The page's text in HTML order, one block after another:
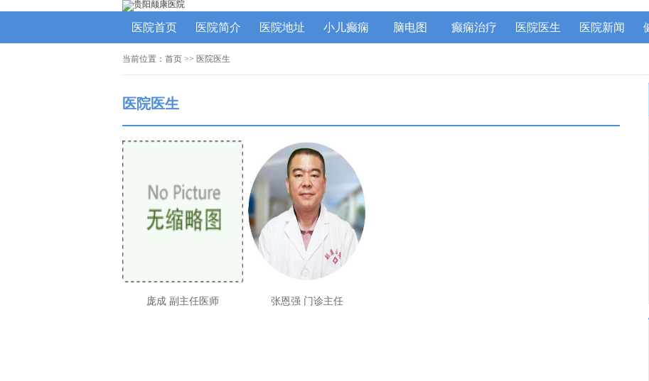
医院首页 医院简介 医院地址 小儿癫痫 脑电图 癫痫治疗 医院医生 医院新闻
当前位置： 首页 >> 医院医生
医院医生
庞成 副主任医师 张恩强 门诊主任